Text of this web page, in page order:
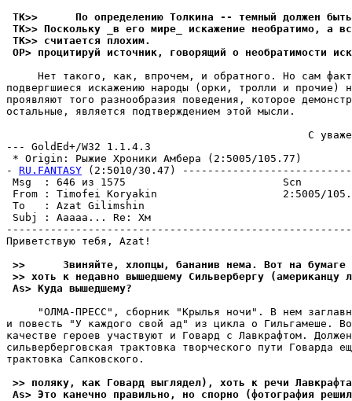
TK>>      По определению Толкина -- темный должен
TK>> Поскольку _в его мире_ искажение необратимо, а
TK>> считается плохим.
OP> процитируй источник, говорящий о необратимости
Нет такого, как, впрочем, и обратного. Но сам
подвергшиеся искажению народы (орки, тролли и прочие)
проявляют того разнообразия поведения, которое
остальные, является подтверждением этой мысли.
С
--- GoldEd+/W32 1.1.4.3
* Origin: Рыжие Хроники Амбера (2:5005/105.77)
- RU.FANTASY (2:5010/30.47)
Msg  : 646 из 1575
From : Timofei Koryakin                    2:5005/
To   : Azat Gilimshin
Subj : Ааааа...
Приветствую тебя, Azat!
>>      Звиняйте, хлопцы, бананив нема. Вот на бумаге
>> хоть к недавно вышедшему Сильвербергу (американцу
As> Куда вышедшему?
"ОЛМА-ПРЕСС", сборник "Крылья ночи". В нем
и повесть "У каждого свой ад" из цикла о Гильгамеше.
качестве героев участвуют и Говард с Лавкрафтом.
сильверберговская трактовка творческого пути Говарда
трактовка Сапковского.
>> поляку, как Говард выглядел), хоть к речи
As> Это канечно правильно, но спорно (фотография